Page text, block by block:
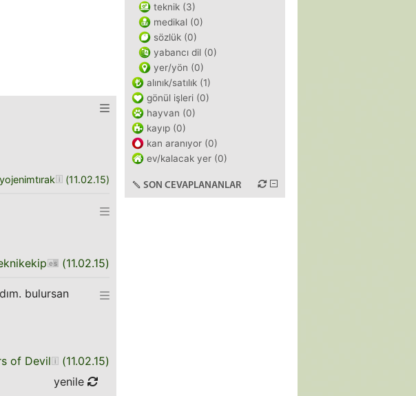
(11.02.15)
(11.02.15)
bulursan
of Devil (11.02.15)
yenile
teknik (3)
medikal (0)
sözlük (0)
yabancı dil (0)
yer/yön (0)
alınık/satılık (1)
gönül işleri (0)
hayvan (0)
kayıp (0)
kan aranıyor (0)
ev/kalacak yer (0)
SON CEVAPLANANLAR